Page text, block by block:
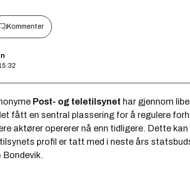
Kommenter
Post- og teletilsynet har gjennom
fått en sentral plassering for å regulere
aktører opererer nå enn tidligere. Dette
tilsynets profil er tatt med i neste års
Bondevik.